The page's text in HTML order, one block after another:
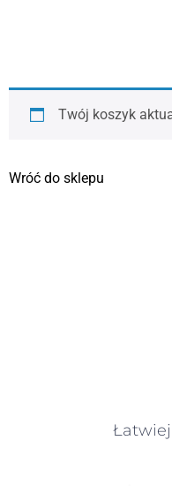
Twój koszyk
Wróć do sklepu